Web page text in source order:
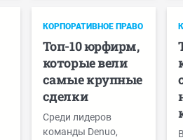
КОРПОРАТИВНОЕ ПРАВО
Топ-10 юрфирм,
которые вели
самые крупные
сделки
Среди лидеров
команды Denuo,